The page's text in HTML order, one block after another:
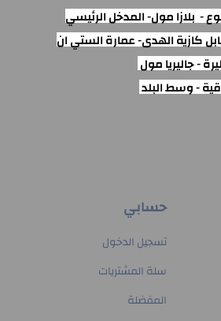
- بلازا مول- المدخل الرئيسي
كازية الهدى- عمارة الستي ان
- جاليريا مول
- وسط البلد
حسابي
تسجيل الدخول
سلة المشتريات
المفضلة